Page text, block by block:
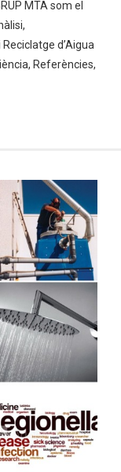
MTA som el
d’Aigua
Referències,